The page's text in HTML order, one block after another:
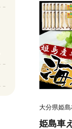
大分県姫
姫島車